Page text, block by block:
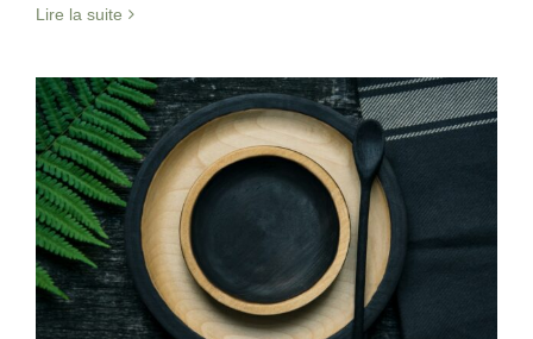
Lire la suite
Puis-je jeûner pendant la pandémie de
COVID-19 ?
Jeûne Intermittent